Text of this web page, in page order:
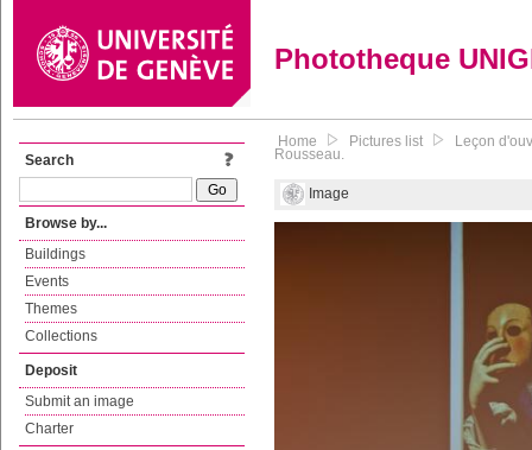
Phototheque
Search
Browse by...
Buildings
Events
Themes
Collections
Deposit
Submit an image
Charter
Home Pictures list Leçon
Rousseau.
Image